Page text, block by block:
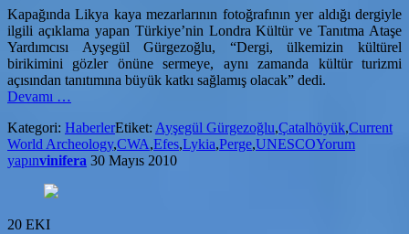
Kapağında Likya kaya mezarlarının fotoğrafının yer aldığı dergiyle
ilgili açıklama yapan Türkiye’nin Londra Kültür ve Tanıtma Ataşe
Yardımcısı Ayşegül Gürgezoğlu, “Dergi, ülkemizin kültürel
birikimini gözler önüne sermeye, aynı zamanda kültür turizmi
açısından tanıtımına büyük katkı sağlamış olacak” dedi.
Devamı
Dergisinden
Türkiye’ye
Özel
…
Kategori: HaberlerEtiket: Ayşegül Gürgezoğlu,Çatalhöyük,Current
World Archeology,CWA,Efes,Lykia,Perge,UNESCOYorum
yapınvinifera 30 Mayıs 2010
20 EKI